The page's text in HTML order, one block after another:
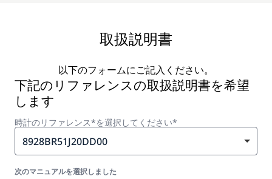
取扱説明書
以下のフォームにご記入ください。
下記のリファレンスの取扱説明書を希望
します
時計のリファレンス*を選択してください*
8928BR51J20DD00
次のマニュアルを選択しました